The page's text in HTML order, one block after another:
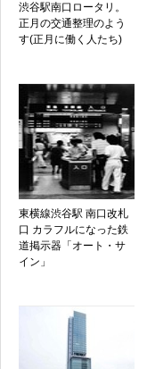
渋谷駅南口ロータリ。
正月の交通整理のよう
す(正月に働く人たち)
東横線渋谷駅 南口改札
口 カラフルになった鉄
道掲示器「オート・サ
イン」